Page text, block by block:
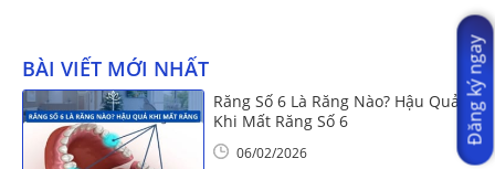
BÀI VIẾT MỚI NHẤT
Răng Số 6 Là Răng Nào? Hậu Quả
Khi Mất Răng Số 6
06/02/2026
Đăng ký ngay